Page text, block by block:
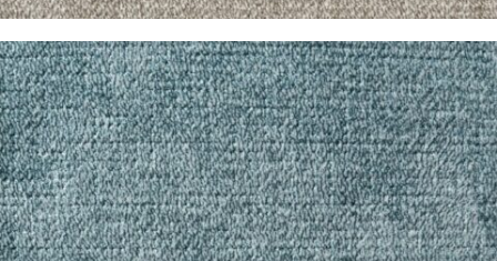
Pandora Tostado